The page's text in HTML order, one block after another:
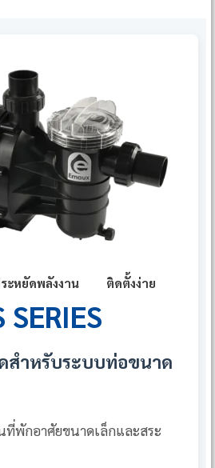
ะหยัดพลังงาน ติดตั้งง่าย
สำหรับระบบท่อขนาด
ที่พักอาศัยขนาดเล็กและสระ